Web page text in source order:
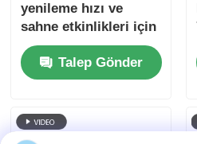
yenileme hızı ve
sahne etkinlikleri için
çift güç ve sinyal
yedeklemesi ile ince
piksel pitch LED
Talep Gönder